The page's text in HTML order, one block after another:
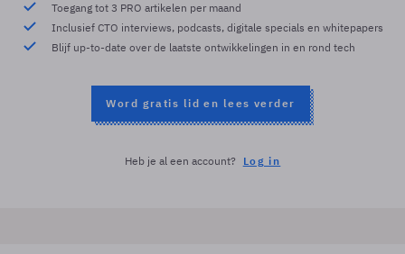
Toegang tot 3 PRO artikelen per maand
Inclusief CTO interviews, podcasts, digitale specials en whitepapers
Blijf up-to-date over de laatste ontwikkelingen in en rond tech
Word gratis lid en lees verder
Heb je al een account? Log in